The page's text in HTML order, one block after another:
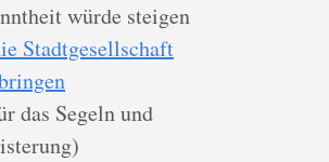
würde steigen
Stadtgesellschaft
das Segeln und